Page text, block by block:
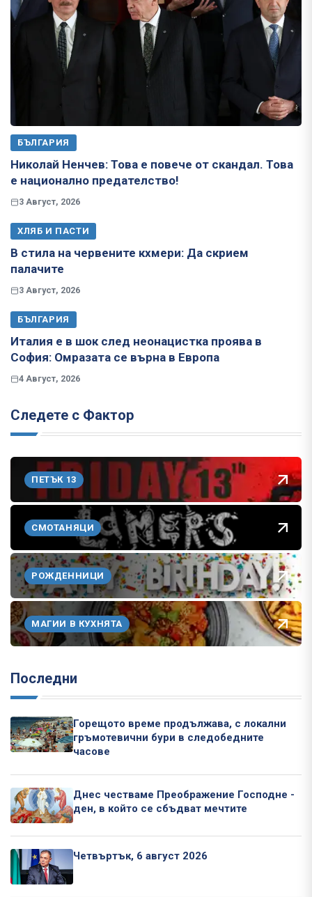
БЪЛГАРИЯ
Николай Ненчев: Това е повече от скандал. Това
е национално предателство!
3 Август, 2026
ХЛЯБ И ПАСТИ
В стила на червените кхмери: Да скрием
палачите
3 Август, 2026
БЪЛГАРИЯ
Италия е в шок след неонацистка проява в
София: Омразата се върна в Европа
4 Август, 2026
Следете с Фактор
ПЕТЪК 13
СМОТАНЯЦИ
РОЖДЕННИЦИ
МАГИИ В КУХНЯТА
Последни
Горещото време продължава, с локални
гръмотевични бури в следобедните
часове
Днес честваме Преображение Господне -
ден, в който се сбъдват мечтите
Четвъртък, 6 август 2026